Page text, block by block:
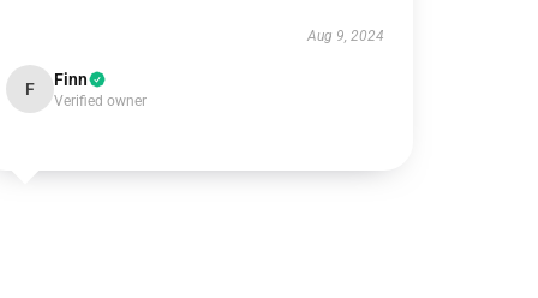
Aug 9, 2024
F Finn
Verified owner